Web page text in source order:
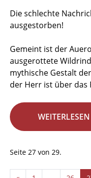
Die schlechte
ausgestorben!
Gemeint ist der
ausgerottete
mythische Gestalt
der Herr ist über das
WEITERLESEN
Seite 27 von 29.